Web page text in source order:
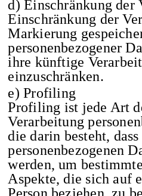
d) Einschränkung der
Einschränkung der
Markierung
personenbezogener
ihre künftige
einzuschränken.
e) Profiling
Profiling ist jede Art
Verarbeitung
die darin besteht, dass
personenbezogenen
werden, um
Aspekte, die sich auf